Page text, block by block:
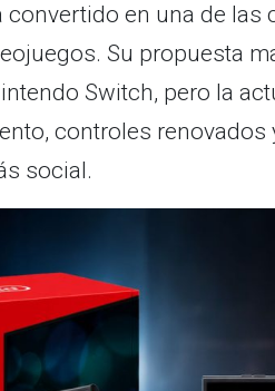
convertido en una de
Su propuesta
Switch, pero la
controles
social.